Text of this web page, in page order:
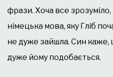
фрази. Хоча все
німецька мова, яку Гліб
не дуже зайшла. Син каже,
дуже йому подобається.